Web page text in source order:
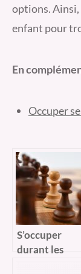
options.
enfant pour
En
Occuper
S’occuper
durant les